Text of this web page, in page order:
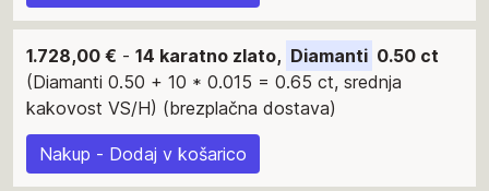
1.728,00 € - 14 karatno zlato, Diamanti 0.50 ct
(Diamanti 0.50 + 10 * 0.015 = 0.65 ct, srednja
kakovost VS/H) (brezplačna dostava)
Nakup - Dodaj v košarico